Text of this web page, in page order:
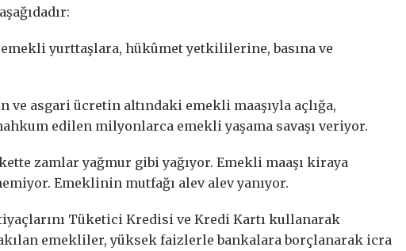
emekli yurttaşlara, hükûmet yetkililerine, basına ve
ve asgari ücretin altındaki emekli maaşıyla açlığa,
edilen milyonlarca emekli yaşama savaşı veriyor.
zamlar yağmur gibi yağıyor. Emekli maaşı kiraya
Emeklinin mutfağı alev alev yanıyor.
Tüketici Kredisi ve Kredi Kartı kullanarak
emekliler, yüksek faizlerle bankalara borçlanarak icra